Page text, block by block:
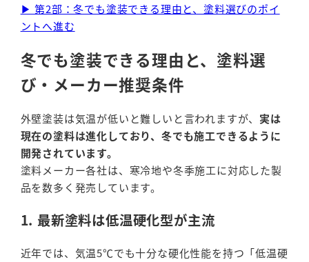
▶ 第2部：冬でも塗装できる理由と、塗料選びのポイ
ントへ進む
冬でも塗装できる理由と、塗料選
び・メーカー推奨条件
外壁塗装は気温が低いと難しいと言われますが、 実は
現在の塗料は進化しており、冬でも施工できるように
開発されています。
塗料メーカー各社は、寒冷地や冬季施工に対応した製
品を数多く発売しています。
1. 最新塗料は低温硬化型が主流
近年では、気温5℃でも十分な硬化性能を持つ「低温硬